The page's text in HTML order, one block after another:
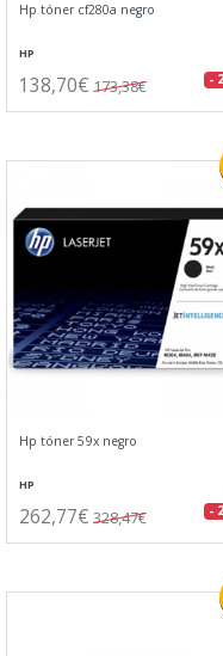
Hp tóner cf280a negro
HP
138,70€ 173,38€ -
Hp tóner 59x negro
HP
262,77€ 328,47€ -